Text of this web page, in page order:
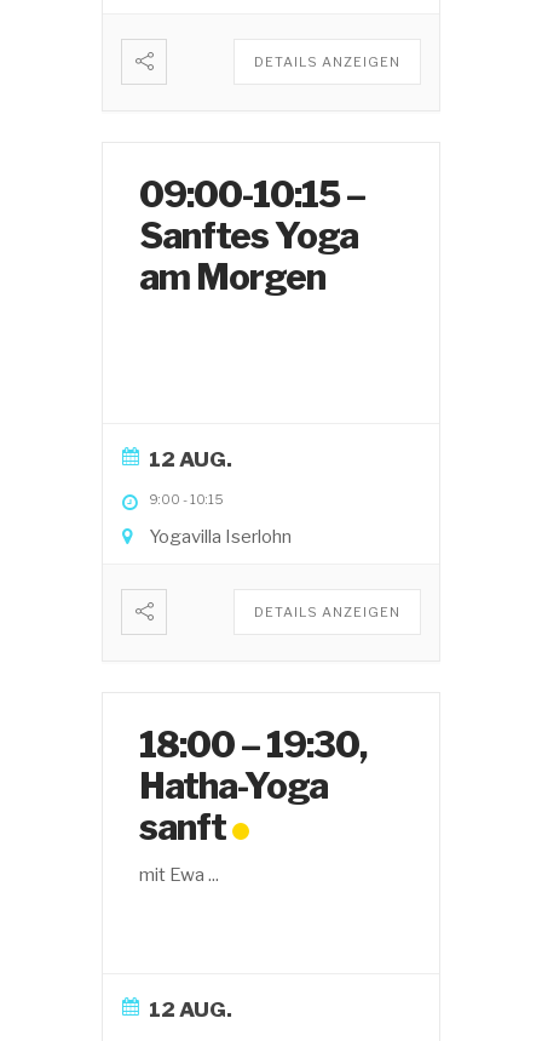
DETAILS ANZEIGEN
09:00-10:15 –
Sanftes Yoga
am Morgen
12 AUG.
9:00 -10:15
Yogavilla Iserlohn
DETAILS ANZEIGEN
18:00 – 19:30,
Hatha-Yoga
sanft
mit Ewa ...
12 AUG.